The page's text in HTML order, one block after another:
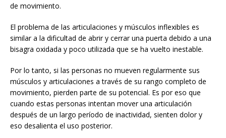
de movimiento.
El problema de las articulaciones y músculos inflexibles es
similar a la dificultad de abrir y cerrar una puerta debido a una
bisagra oxidada y poco utilizada que se ha vuelto inestable.
Por lo tanto, si las personas no mueven regularmente sus
músculos y articulaciones a través de su rango completo de
movimiento, pierden parte de su potencial. Es por eso que
cuando estas personas intentan mover una articulación
después de un largo período de inactividad, sienten dolor y
eso desalienta el uso posterior.